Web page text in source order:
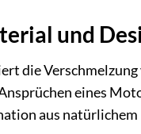
und
die
eines
aus